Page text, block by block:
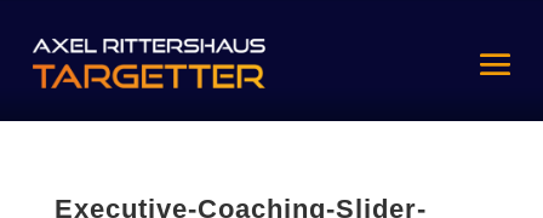
Executive-Coaching-Slider-